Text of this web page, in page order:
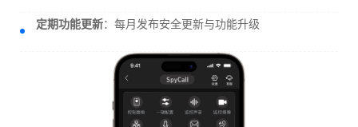
定期功能更新：每月发布安全更新与功能升级